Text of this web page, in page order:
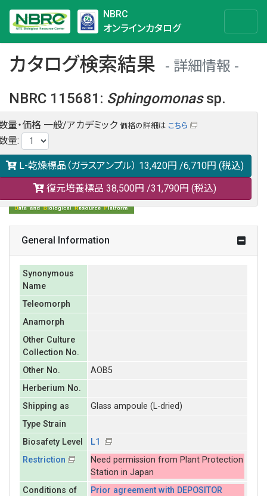
NBRC
オンラインカタログ
カタログ検索結果
詳細情報
NBRC 115681 : Sphingomonassp.
NBRC 115681の情報や関連データは以下のバナー(DBRP)か
らご覧ください。
日本語での検索も可能です。
量・価格 一般/アカデミック 価格の詳細は こちら
量:
L-乾燥標品（ガラスアンプル） 13,420円 /6,710円 (税込)
復元培養標品 38,500円 /31,790円 (税込)
General Information
Synonymous
Name
Teleomorph
Anamorph
Other Culture
Collection No.
Other No.
AOB5
Herberium No.
Shipping as
Glass ampoule (L-dried)
Type Strain
Biosafety Level
L1
Restriction
Need permission from Plant Protection
Station in Japan
Conditions of
Prior agreement with DEPOSITOR